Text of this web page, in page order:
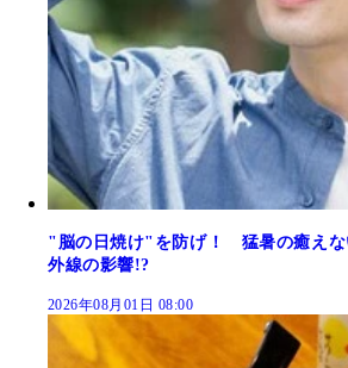
"脳の日焼け"を防げ！ 猛暑の癒えな
外線の影響!?
2026年08月01日 08:00